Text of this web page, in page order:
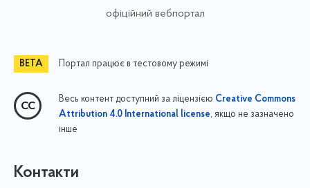
офіційний вебпортал
Портал працює в тестовому режимі
Весь контент доступний за ліцензією Creative Commons
Attribution 4.0 International license, якщо не зазначено
інше
Контакти